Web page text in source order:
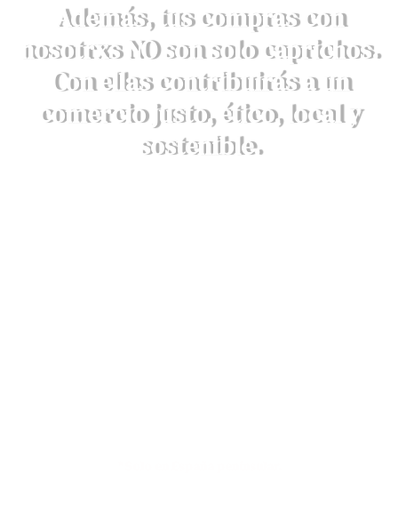
Además, tus compras con
nosotrxs NO son solo caprichos.
Con ellas contribuirás a un
comercio justo, ético, local y
sostenible.